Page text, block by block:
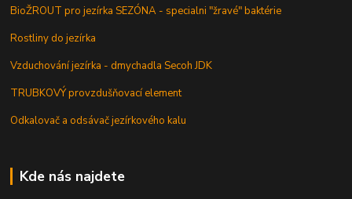
BioŽROUT pro jezírka SEZÓNA - specialni "žravé" baktérie
Rostliny do jezírka
Vzduchování jezírka - dmychadla Secoh JDK
TRUBKOVÝ provzdušňovací element
Odkalovač a odsávač jezírkového kalu
Kde nás najdete